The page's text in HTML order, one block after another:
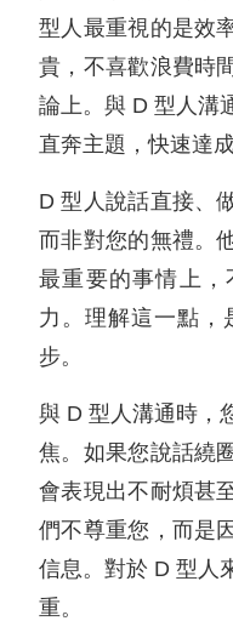
型人最重視的是效
貴，不喜歡浪費時
論上。與 D 型人溝
直奔主題，快速達
D 型人說話直接、
而非對您的無禮。
最重要的事情上
力。理解這一點，
步。
與 D 型人溝通時，
焦。如果您說話繞
會表現出不耐煩甚
們不尊重您，而是
信息。對於 D 型人
重。